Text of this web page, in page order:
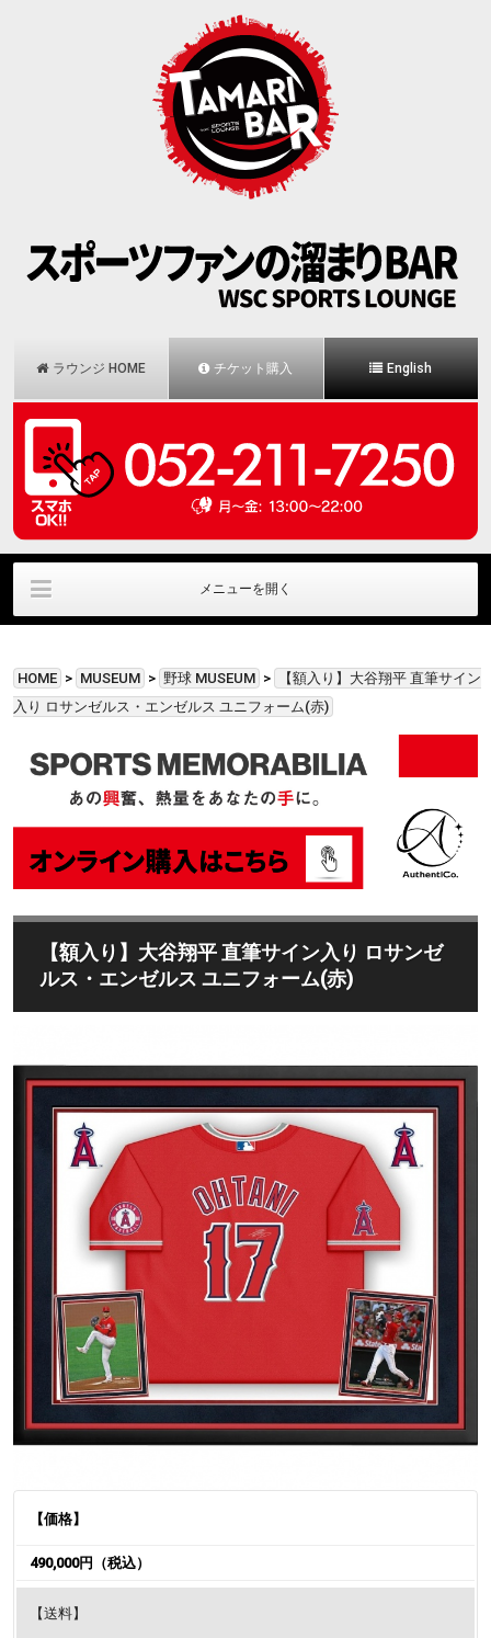
ラウンジ HOME チケット購入 English
メニューを開く
貸切利用 アクセス情報 お問い合わせ
HOME > MUSEUM > 野球 MUSEUM >
【額入り】大谷翔平 直筆サイン
入り ロサンゼルス・エンゼルス ユニフォーム(赤)
【額入り】大谷翔平 直筆サイン入り ロサンゼ
ルス・エンゼルス ユニフォーム(赤)
【価格】
490,000円（税込）
【送料】